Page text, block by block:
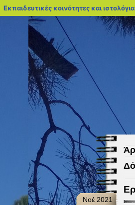
Νοέ 2021
Εκπαιδευτικές κοινότητες και ιστολόγια